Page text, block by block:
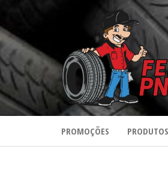
para
o
conteúdo
PROMOÇÕES PRODUTOS